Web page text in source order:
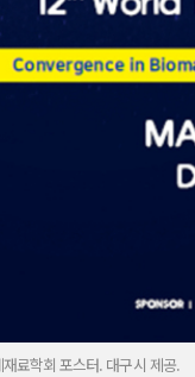
료학회 포스터. 대구시 제공.